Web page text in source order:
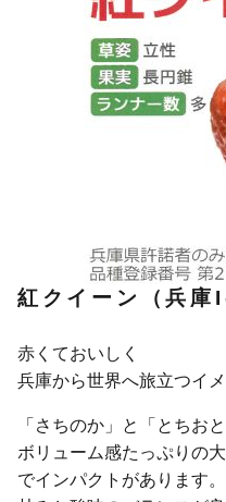
紅クイーン（兵庫
赤くておいしく
兵庫から世界へ旅立つイ
「さちのか」と「とちお
ボリューム感たっぷりの
でインパクトがあります。